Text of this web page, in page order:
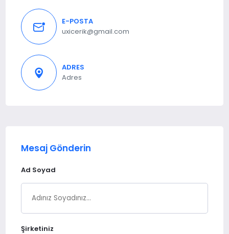
E-POSTA
uxicerik@gmail.com
ADRES
Adres
Mesaj Gönderin
Ad Soyad
Şirketiniz